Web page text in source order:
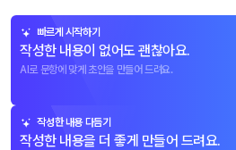
빠르게 시작하기
작성한 내용이 없어도 괜찮아요.
AI로 문항에 맞게 초안을 만들어 드려요.
작성한 내용 다듬기
작성한 내용을 더 좋게 만들어 드려요.